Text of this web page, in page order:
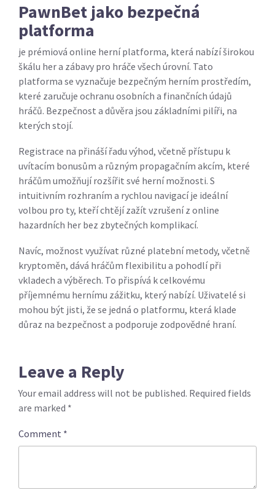
PawnBet jako bezpečná
platforma
je prémiová online herní platforma, která nabízí širokou
škálu her a zábavy pro hráče všech úrovní. Tato
platforma se vyznačuje bezpečným herním prostředím,
které zaručuje ochranu osobních a finančních údajů
hráčů. Bezpečnost a důvěra jsou základními pilíři, na
kterých stojí.
Registrace na přináší řadu výhod, včetně přístupu k
uvítacím bonusům a různým propagačním akcím, které
hráčům umožňují rozšířit své herní možnosti. S
intuitivním rozhraním a rychlou navigací je ideální
volbou pro ty, kteří chtějí zažít vzrušení z online
hazardních her bez zbytečných komplikací.
Navíc, možnost využívat různé platební metody, včetně
kryptoměn, dává hráčům flexibilitu a pohodlí při
vkladech a výběrech. To přispívá k celkovému
příjemnému hernímu zážitku, který nabízí. Uživatelé si
mohou být jisti, že se jedná o platformu, která klade
důraz na bezpečnost a podporuje zodpovědné hraní.
Leave a Reply
Your email address will not be published. Required fields
are marked *
Comment *